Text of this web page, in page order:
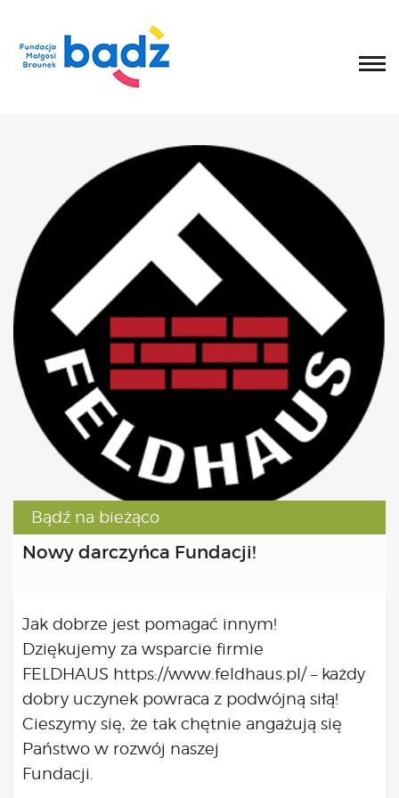
Bądź na bieżąco
Nowy darczyńca Fundacji!
Jak dobrze jest pomagać innym!
Dziękujemy za wsparcie firmie
FELDHAUS https://www.feldhaus.pl/– każdy
dobry uczynek powraca z podwójną siłą!
Cieszymy się, że tak chętnie angażują się
Państwo w rozwój naszej
Fundacji.
List Małgosi
Statut
Rada Fundacji
Rada Programowa
Wolontariusze
Sprawozdania
Kongres
O Kongresie
Kongres 2020
Kongres 2019
Projekty
Bezpłatne konsultacje psychologiczne online marzec –
kwiecień – maj
Grupa praktyka oddechowa
Grupa wsparcia fundacji BądźMy
Jestem i Będę
Bądź w Kazimierzu
Cykle edukacyjne (warsztaty i LIVE’y)
Infolinia
Sensowne ścieżki zdrowia
Zmieniamy niezdrowe na zdrowe
Cykl edukacyjny Powiat Piaseczeński
Onkoasystent